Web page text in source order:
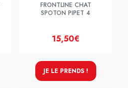
FRONTLINE CHAT
SPOTON PIPET 4
15,50€
JE LE PRENDS !